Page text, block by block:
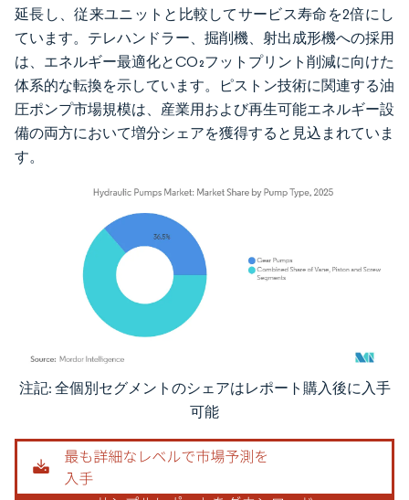
延長し、従来ユニットと比較してサービス寿命を2倍にし
ています。テレハンドラー、掘削機、射出成形機への採用
は、エネルギー最適化とCO₂フットプリント削減に向けた
体系的な転換を示しています。ピストン技術に関連する油
圧ポンプ市場規模は、産業用および再生可能エネルギー設
備の両方において増分シェアを獲得すると見込まれていま
す。
画像 © Mordor Intelligence。再利用にはCC BY 4.0の表示が必要です。
注記: 全個別セグメントのシェアはレポート購入後に入手
可能